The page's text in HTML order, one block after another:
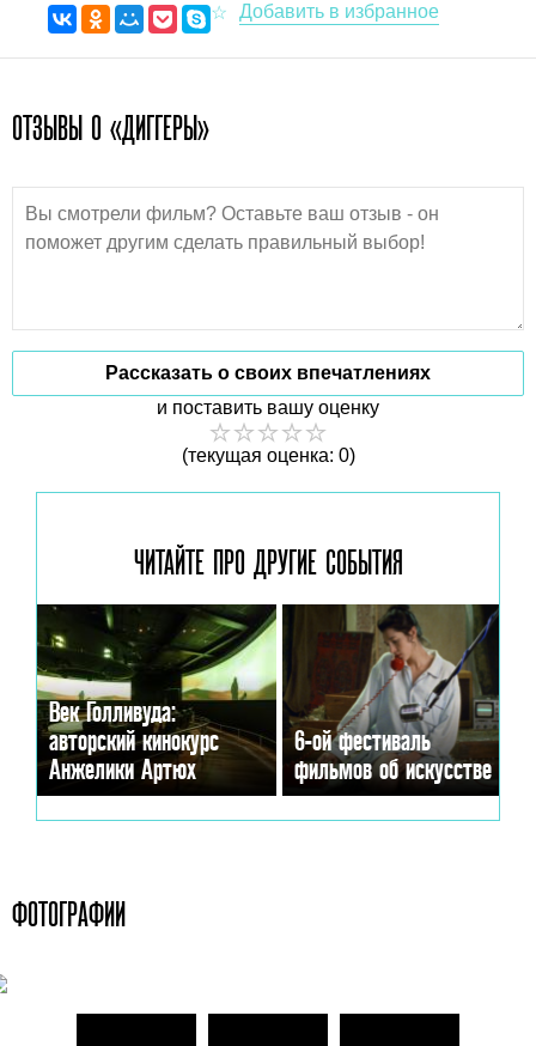
ОТЗЫВЫ О «ДИГГЕРЫ»
Рассказать о своих впечатлениях
и поставить вашу оценку
(текущая оценка: 0)
ЧИТАЙТЕ ПРО ДРУГИЕ СОБЫТИЯ
Век Голливуда:
авторский кинокурс
Анжелики Артюх
6-ой фестиваль
фильмов об искусстве
ФОТОГРАФИИ